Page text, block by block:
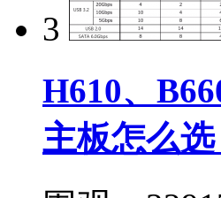
3
H610、
主板怎么选